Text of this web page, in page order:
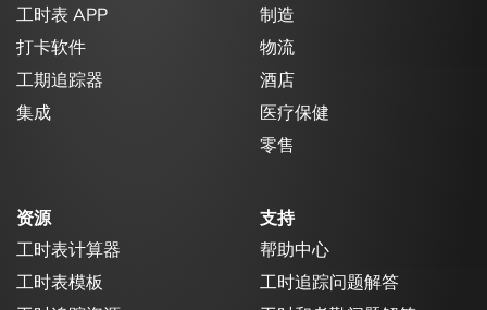
工时表 APP
打卡软件
工期追踪器
集成
制造
物流
酒店
医疗保健
零售
资源
工时表计算器
工时表模板
支持
帮助中心
工时追踪问题解答